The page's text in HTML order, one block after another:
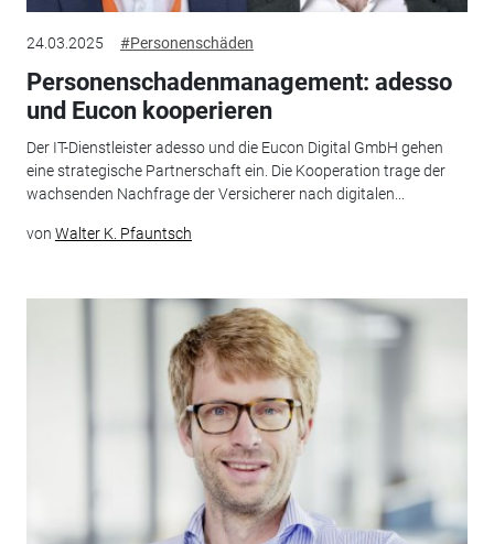
24.03.2025 #Personenschäden
Personenschadenmanagement: adesso
und Eucon kooperieren
Der IT-Dienstleister adesso und die Eucon Digital GmbH gehen
eine strategische Partnerschaft ein. Die Kooperation trage der
wachsenden Nachfrage der Versicherer nach digitalen...
von Walter K. Pfauntsch